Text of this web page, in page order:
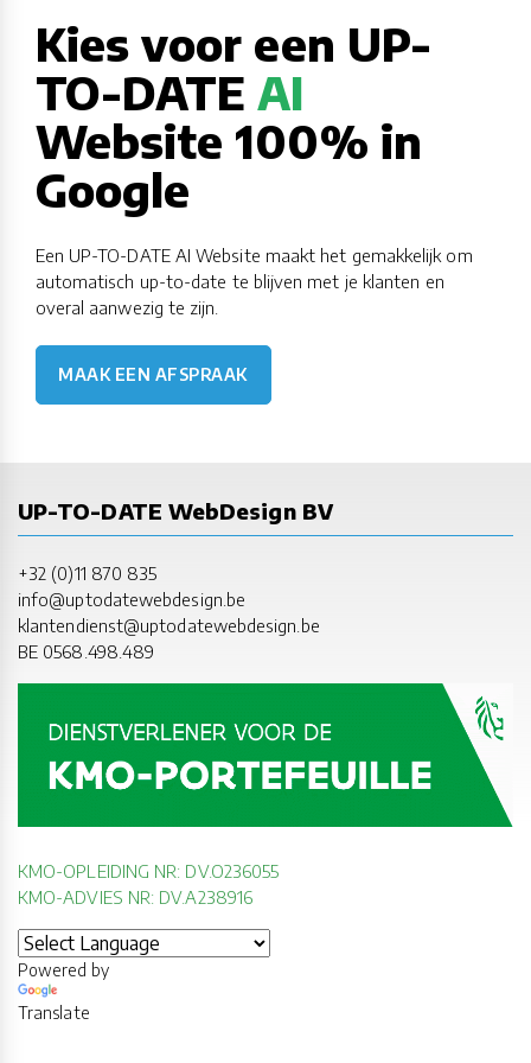
Kies voor een UP-
TO-DATE AI
Website 100% in
Google
Een UP-TO-DATE AI Website maakt het gemakkelijk om
automatisch up-to-date te blijven met je klanten en
overal aanwezig te zijn.
MAAK EEN AFSPRAAK
UP-TO-DATE WebDesign BV
+32 (0)11 870 835
info@uptodatewebdesign.be
klantendienst@uptodatewebdesign.be
BE 0568.498.489
KMO-OPLEIDING NR: DV.O236055
KMO-ADVIES NR: DV.A238916
Powered by
Translate